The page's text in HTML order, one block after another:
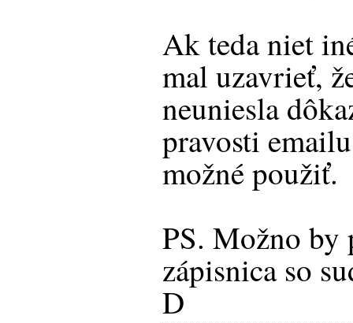
Ak teda niet
mal uzavrieť,
neuniesla
pravosti
možné použiť.
PS. Možno by
zápisnica so
D